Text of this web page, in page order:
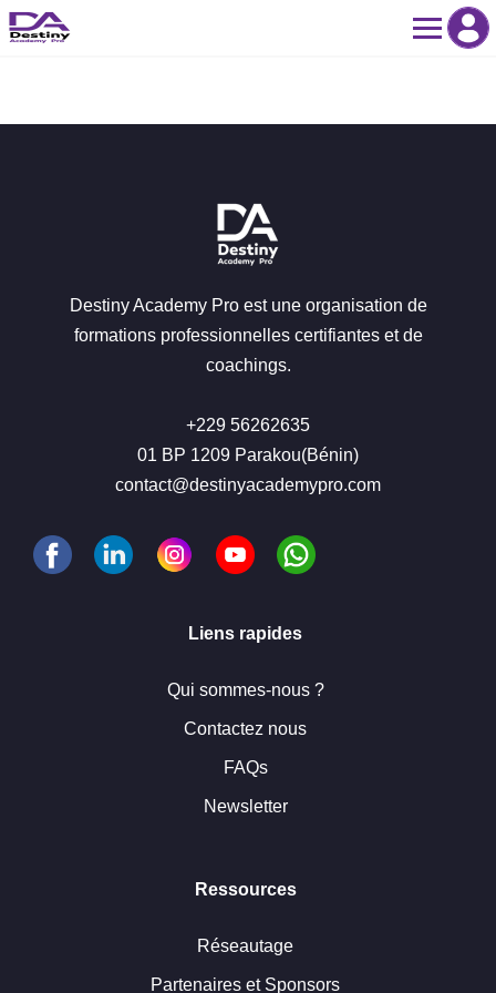
Skip
to
Destiny Academy Pro est une organisation de
formations professionnelles certifiantes et de
coachings.
+229 56262635
01 BP 1209 Parakou(Bénin)
contact@destinyacademypro.com
Liens rapides
Qui sommes-nous ?
Contactez nous
FAQs
Newsletter
Ressources
Réseautage
Partenaires et Sponsors